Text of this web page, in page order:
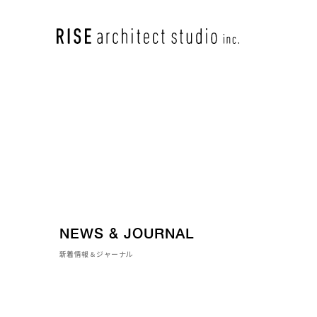
NEWS & JOURNAL
新着情報＆ジャーナル